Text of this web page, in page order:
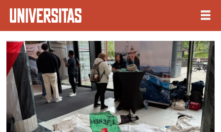
Tag:
oslo
studentintifada